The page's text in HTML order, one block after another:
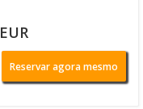
Reservar agora mesmo